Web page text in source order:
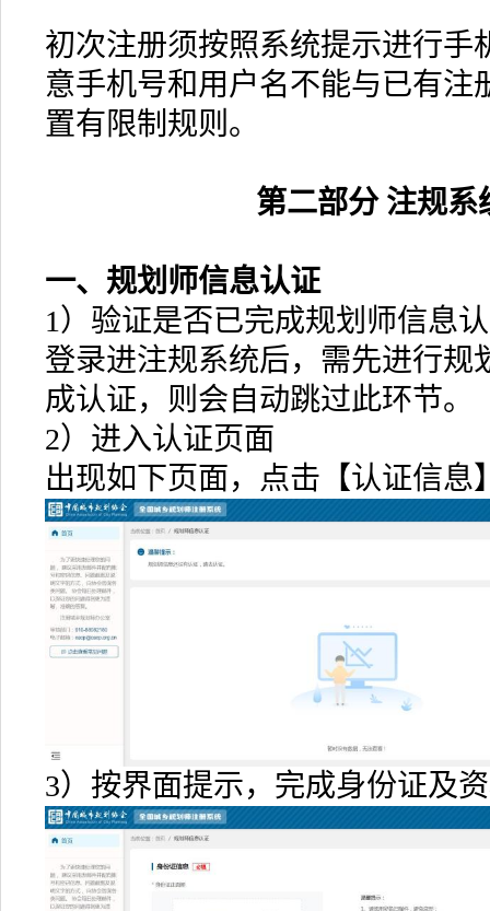
初次注册须按照系统提示进行手
意手机号和用户名不能与已有注
置有限制规则。
第二部分 注规系
一、规划师信息认证
1）验证是否已完成规划师信息
登录进注规系统后，需先进行规
成认证，则会自动跳过此环节。
2）进入认证页面
出现如下页面，点击【认证信息
3）按界面提示，完成身份证及